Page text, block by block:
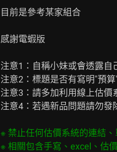
目前是參考某家組合
感謝電蝦版
注意1：自稱小妹或會透露自
注意2：標題是否有寫明"預
注意3：請多加利用線上估價
注意4：若遇新品問題請勿發
※ 禁止任何估價系統的連結
※ 相關包含手寫、excel、估